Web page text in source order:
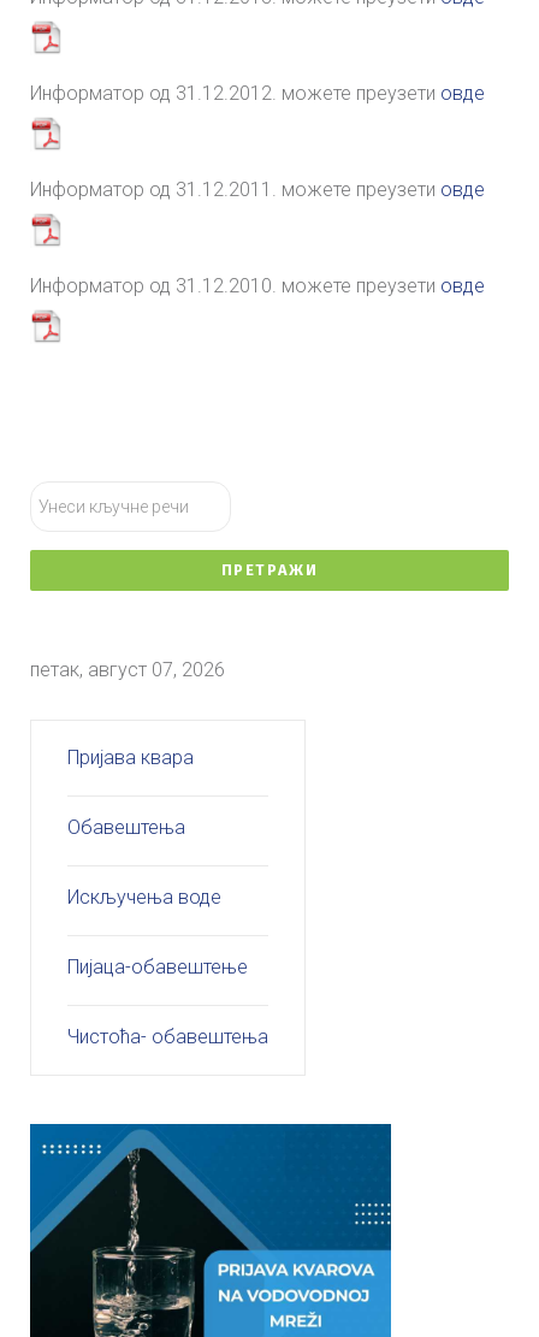
Информатор од 31.12.2012. можете преузети овде
Информатор од 31.12.2011. можете преузети овде
Информатор од 31.12.2010. можете преузети овде
тражи...
ПРЕТРАЖИ
петак, август 07, 2026
Пријава квара
Обавештења
Искључења воде
Пијаца-обавештење
Чистоћа- обавештења